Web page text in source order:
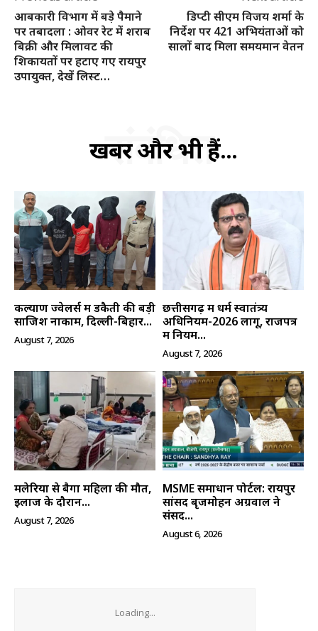
क्विक लिंक्स
मुख्य पेज
हमारे बारे में
आबकारी विभाग में बड़े पैमाने
पर तबादला : ओवर रेट में शराब
बिक्री और मिलावट की
शिकायतों पर हटाए गए रायपुर
उपायुक्त, देखें लिस्ट…
डिप्टी सीएम विजय शर्मा के
निर्देश पर 421 अभियंताओं को
सालों बाद मिला समयमान वेतन
खबरें और भी हैं...
संबंधित
कल्याण ज्वेलर्स में डकैती की बड़ी
साजिश नाकाम, दिल्ली-बिहार...
August 7, 2026
छत्तीसगढ़ में धर्म स्वातंत्र्य
अधिनियम-2026 लागू, राजपत्र
में नियम...
August 7, 2026
मलेरिया से बैगा महिला की मौत,
इलाज के दौरान...
August 7, 2026
MSME समाधान पोर्टल: रायपुर
सांसद बृजमोहन अग्रवाल ने
संसद...
August 6, 2026
Loading...